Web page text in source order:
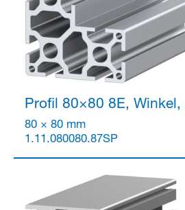
Profil 80×80 8E, Winkel,
80 × 80 mm
1.11.080080.87SP